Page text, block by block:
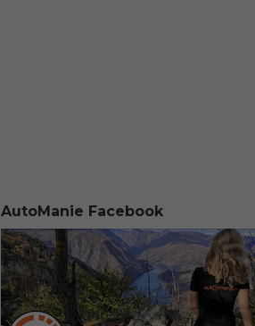
AutoManie Facebook